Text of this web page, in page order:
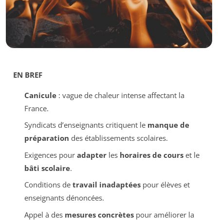
EN BREF
Canicule: vague de chaleur intense affectant la
France.
Syndicats d’enseignants critiquent le manque de
préparation des établissements scolaires.
Exigences pour adapterles horaires de courset le
bâti scolaire.
Conditions de travail inadaptéespour élèves et
enseignants dénoncées.
Appel à des mesures concrètespour améliorer la